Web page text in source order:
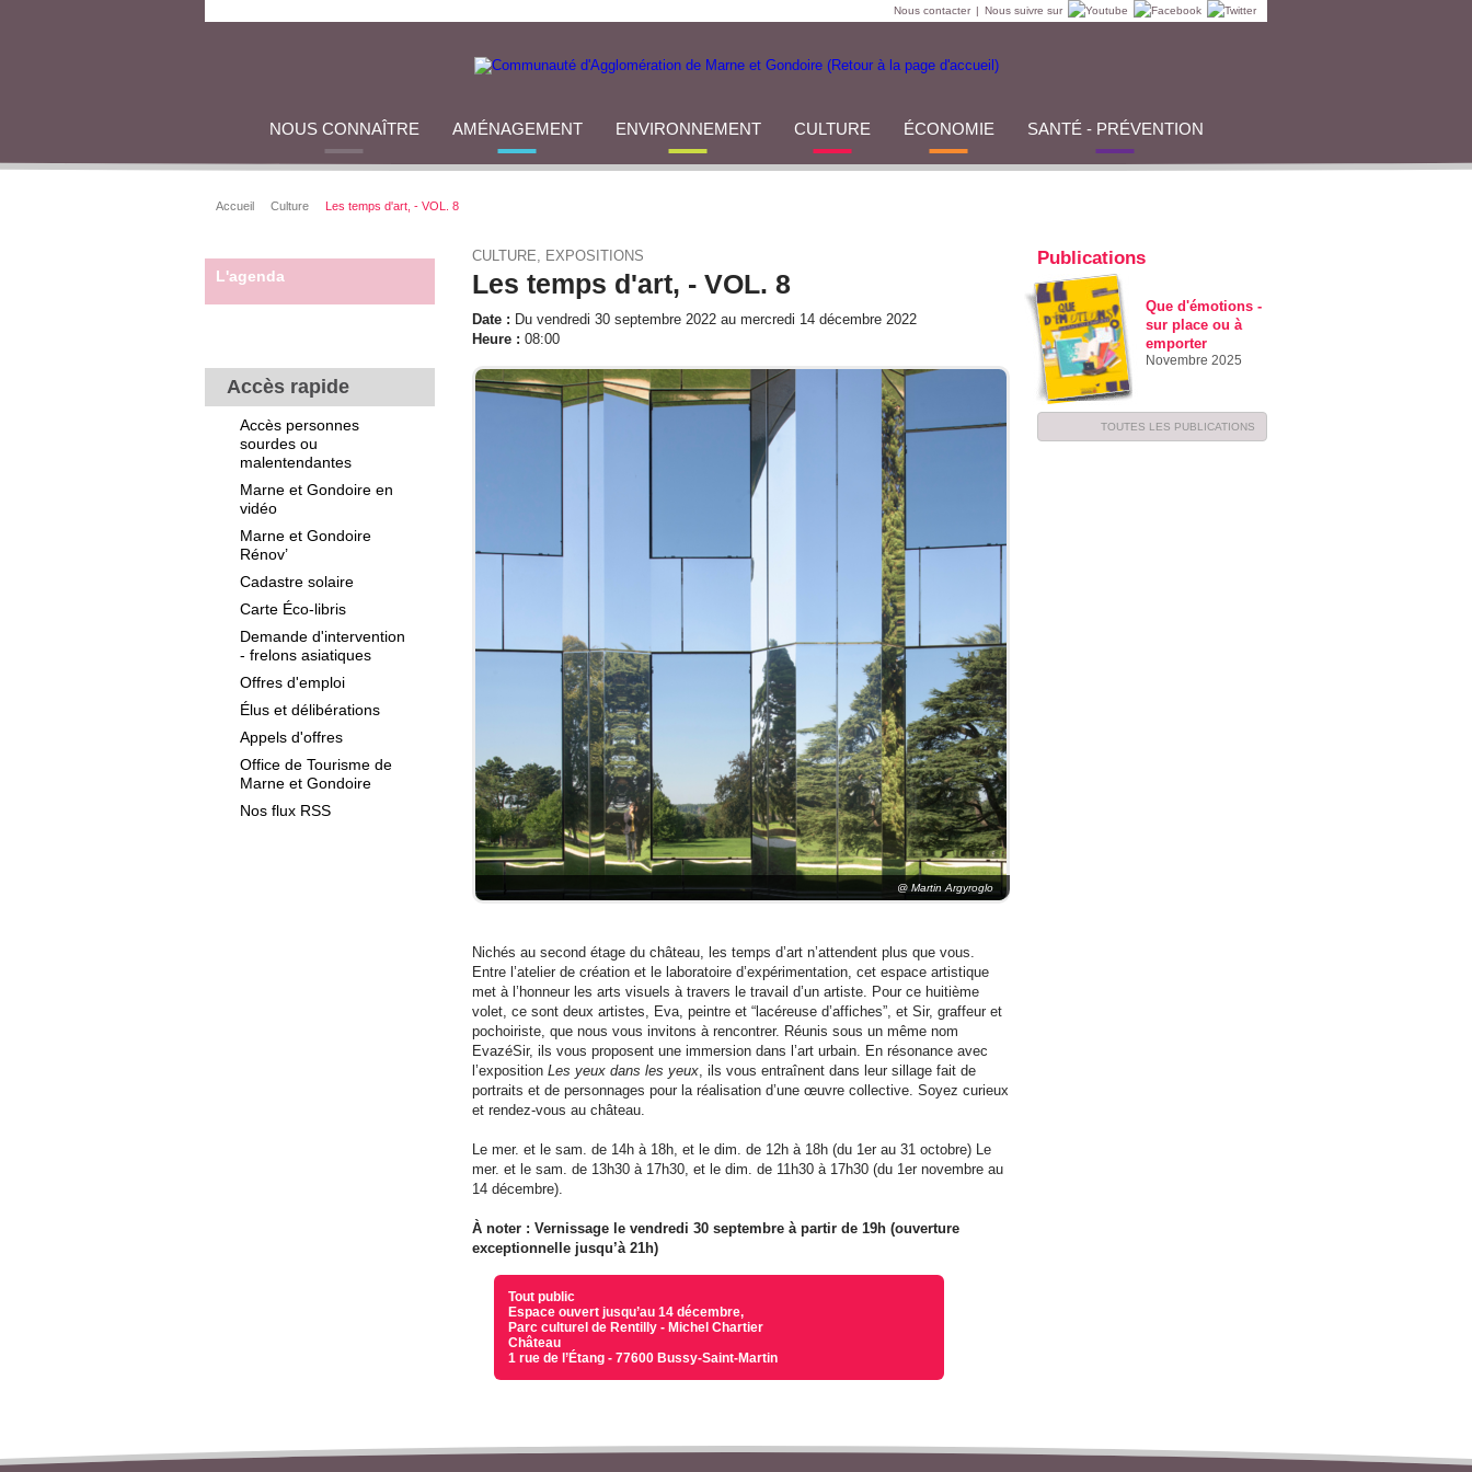
Nous contacter | Nous suivre sur
NOUS CONNAÎTRE AMÉNAGEMENT ENVIRONNEMENT CULTURE ÉCONOMIE SANTÉ - PRÉVENTION
Accueil Culture Les temps d'art, - VOL. 8
L'agenda
Accès rapide
Accès personnes
sourdes ou
malentendantes
Marne et Gondoire en
vidéo
Marne et Gondoire
Rénov’
Cadastre solaire
Carte Éco-libris
Demande d'intervention
- frelons asiatiques
Offres d'emploi
Élus et délibérations
Appels d'offres
Office de Tourisme de
Marne et Gondoire
Nos flux RSS
CULTURE, EXPOSITIONS
Les temps d'art, - VOL. 8
Date : Du vendredi 30 septembre 2022 au mercredi 14 décembre 2022
Heure : 08:00
@ Martin Argyroglo
Nichés au second étage du château, les temps d’art n’attendent plus que vous.
Entre l’atelier de création et le laboratoire d’expérimentation, cet espace artistique
met à l’honneur les arts visuels à travers le travail d’un artiste. Pour ce huitième
volet, ce sont deux artistes, Eva, peintre et “lacéreuse d’affiches”, et Sir, graffeur et
pochoiriste, que nous vous invitons à rencontrer. Réunis sous un même nom
EvazéSir, ils vous proposent une immersion dans l’art urbain. En résonance avec
l’exposition Les yeux dans les yeux, ils vous entraînent dans leur sillage fait de
portraits et de personnages pour la réalisation d’une œuvre collective. Soyez curieux
et rendez-vous au château.
Le mer. et le sam. de 14h à 18h, et le dim. de 12h à 18h (du 1er au 31 octobre) Le
mer. et le sam. de 13h30 à 17h30, et le dim. de 11h30 à 17h30 (du 1er novembre au
14 décembre).
À noter : Vernissage le vendredi 30 septembre à partir de 19h (ouverture
exceptionnelle jusqu’à 21h)
Tout public
Espace ouvert jusqu’au 14 décembre,
Parc culturel de Rentilly - Michel Chartier
Château
1 rue de l’Étang - 77600 Bussy-Saint-Martin
Publications
Que d'émotions -
sur place ou à
emporter
Novembre 2025
TOUTES LES PUBLICATIONS